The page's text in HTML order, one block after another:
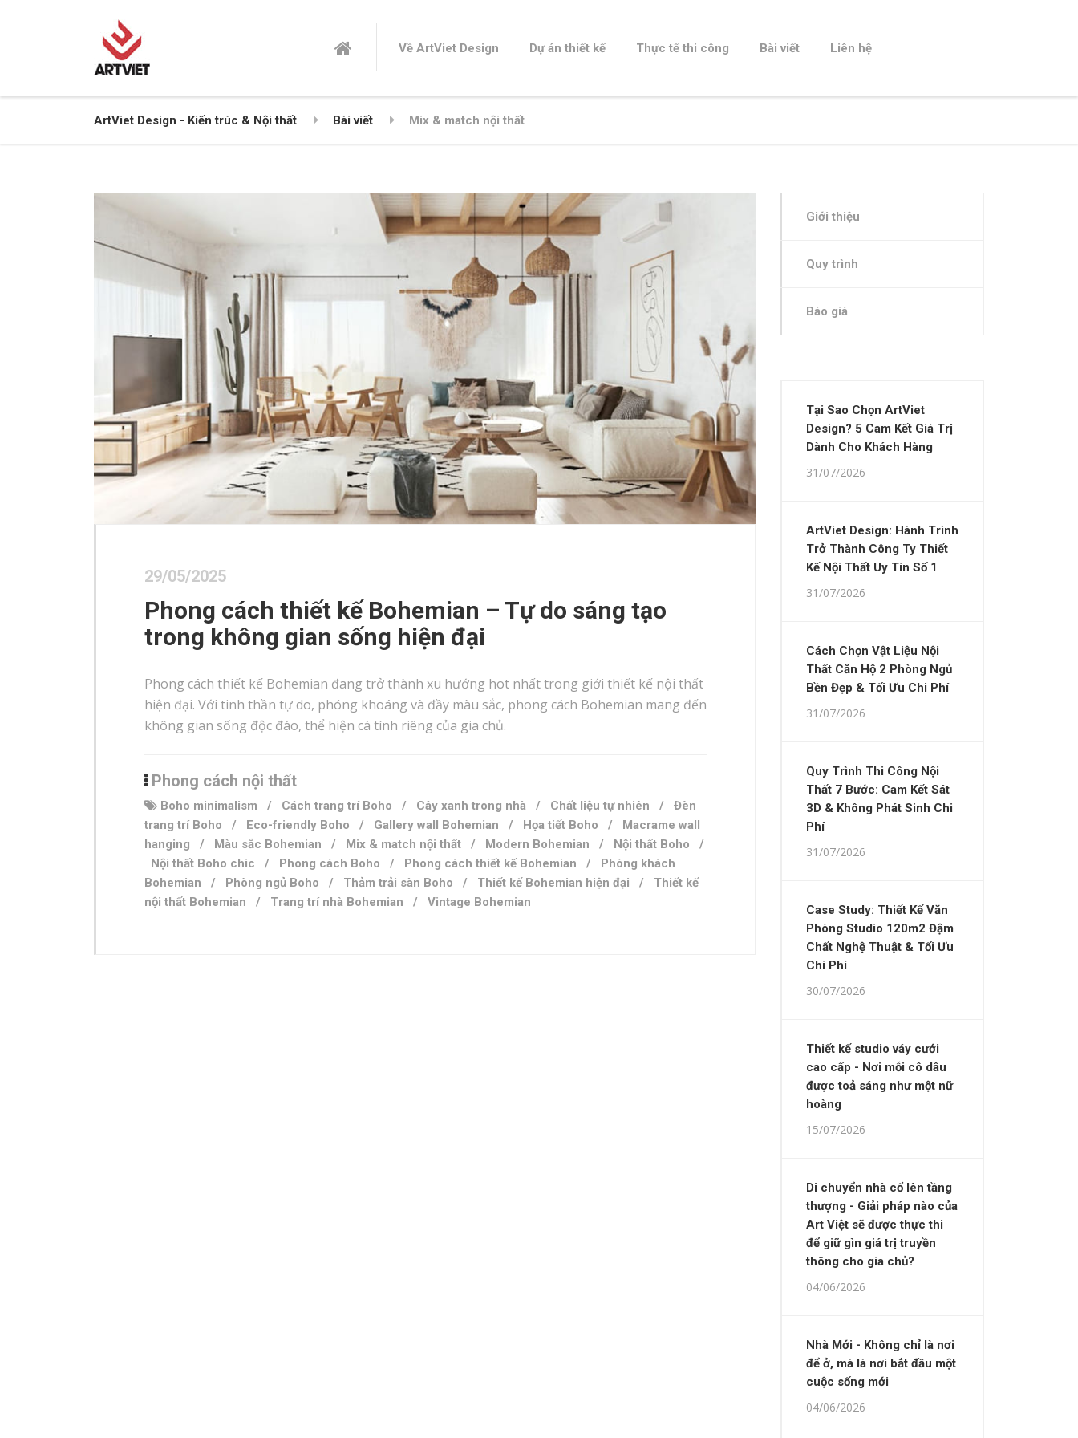
Về ArtViet Design Dự án thiết kế Thực tế thi công Bài viết Liên hệ
ArtViet Design - Kiến trúc & Nội thất Bài viết Mix & match nội thất
29/05/2025
Phong cách thiết kế Bohemian – Tự do sáng tạo
trong không gian sống hiện đại
Phong cách thiết kế Bohemian đang trở thành xu hướng hot nhất trong giới thiết kế nội thất
hiện đại. Với tinh thần tự do, phóng khoáng và đầy màu sắc, phong cách Bohemian mang đến
không gian sống độc đáo, thể hiện cá tính riêng của gia chủ.
Phong cách nội thất
Boho minimalism / Cách trang trí Boho / Cây xanh trong nhà / Chất liệu tự nhiên / Đèn
trang trí Boho / Eco-friendly Boho / Gallery wall Bohemian / Họa tiết Boho / Macrame wall
hanging / Màu sắc Bohemian / Mix & match nội thất / Modern Bohemian / Nội thất Boho /
Nội thất Boho chic / Phong cách Boho / Phong cách thiết kế Bohemian / Phòng khách
Bohemian / Phòng ngủ Boho / Thảm trải sàn Boho / Thiết kế Bohemian hiện đại / Thiết kế
nội thất Bohemian / Trang trí nhà Bohemian / Vintage Bohemian
Giới thiệu
Quy trình
Báo giá
Tại Sao Chọn ArtViet
Design? 5 Cam Kết Giá Trị
Dành Cho Khách Hàng
31/07/2026
ArtViet Design: Hành Trình
Trở Thành Công Ty Thiết
Kế Nội Thất Uy Tín Số 1
31/07/2026
Cách Chọn Vật Liệu Nội
Thất Căn Hộ 2 Phòng Ngủ
Bền Đẹp & Tối Ưu Chi Phí
31/07/2026
Quy Trình Thi Công Nội
Thất 7 Bước: Cam Kết Sát
3D & Không Phát Sinh Chi
Phí
31/07/2026
Case Study: Thiết Kế Văn
Phòng Studio 120m2 Đậm
Chất Nghệ Thuật & Tối Ưu
Chi Phí
30/07/2026
Thiết kế studio váy cưới
cao cấp - Nơi mỗi cô dâu
được toả sáng như một nữ
hoàng
15/07/2026
Di chuyển nhà cổ lên tầng
thượng - Giải pháp nào của
Art Việt sẽ được thực thi
để giữ gìn giá trị truyền
thông cho gia chủ?
04/06/2026
Nhà Mới - Không chỉ là nơi
để ở, mà là nơi bắt đầu một
cuộc sống mới
04/06/2026